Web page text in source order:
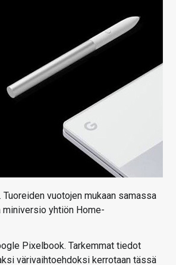
vuotojen mukaan samassa
yhtiön Home-
Pixelbook. Tarkemmat tiedot
värivaihtoehdoksi kerrotaan tässä